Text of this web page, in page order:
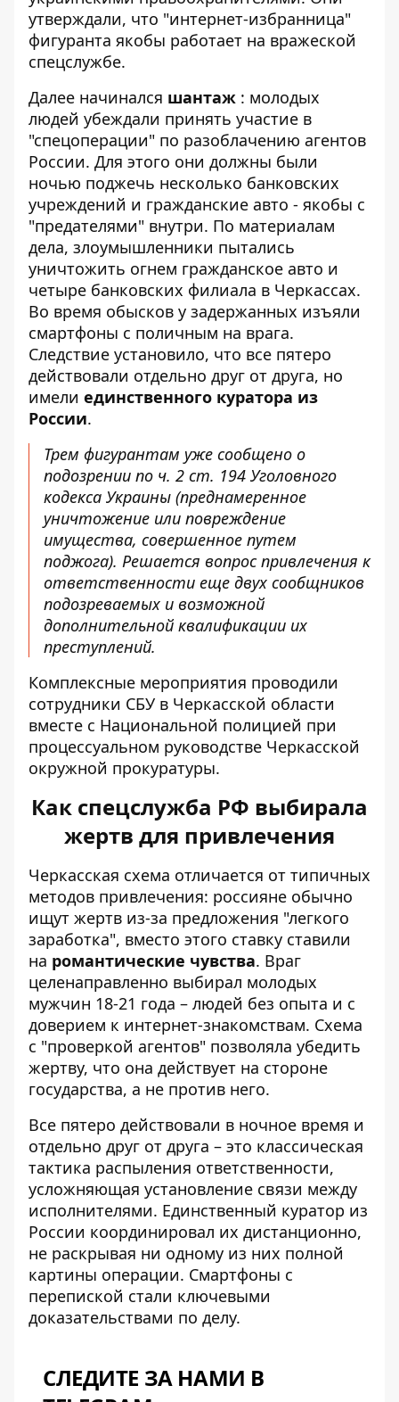
утверждали, что "интернет-избранница"
фигуранта якобы работает на вражеской
спецслужбе.
Далее начинался шантаж : молодых
людей убеждали принять участие в
"спецоперации" по разоблачению агентов
России. Для этого они должны были
ночью поджечь несколько банковских
учреждений и гражданские авто - якобы с
"предателями" внутри. По материалам
дела, злоумышленники пытались
уничтожить огнем гражданское авто и
четыре банковских филиала в Черкассах.
Во время обысков у задержанных изъяли
смартфоны с поличным на врага.
Следствие установило, что все пятеро
действовали отдельно друг от друга, но
имели единственного куратора из
России.
Трем фигурантам уже сообщено о
подозрении по ч. 2 ст. 194 Уголовного
кодекса Украины (преднамеренное
уничтожение или повреждение
имущества, совершенное путем
поджога). Решается вопрос привлечения к
ответственности еще двух сообщников
подозреваемых и возможной
дополнительной квалификации их
преступлений.
Комплексные мероприятия проводили
сотрудники СБУ в Черкасской области
вместе с Национальной полицией при
процессуальном руководстве Черкасской
окружной прокуратуры.
Как спецслужба РФ выбирала
жертв для привлечения
Черкасская схема отличается от типичных
методов привлечения: россияне обычно
ищут жертв из-за предложения "легкого
заработка", вместо этого ставку ставили
на романтические чувства. Враг
целенаправленно выбирал молодых
мужчин 18-21 года – людей без опыта и с
доверием к интернет-знакомствам. Схема
с "проверкой агентов" позволяла убедить
жертву, что она действует на стороне
государства, а не против него.
Все пятеро действовали в ночное время и
отдельно друг от друга – это классическая
тактика распыления ответственности,
усложняющая установление связи между
исполнителями. Единственный куратор из
России координировал их дистанционно,
не раскрывая ни одному из них полной
картины операции. Смартфоны с
перепиской стали ключевыми
доказательствами по делу.
СЛЕДИТЕ ЗА НАМИ В